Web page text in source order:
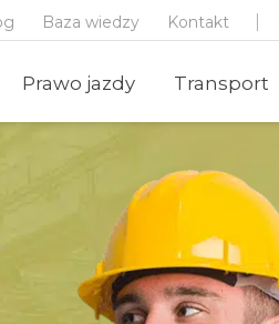
Baza wiedzy Kontakt
Prawo jazdy Transport